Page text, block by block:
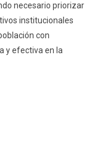
necesario priorizar
institucionales
con
y efectiva en la